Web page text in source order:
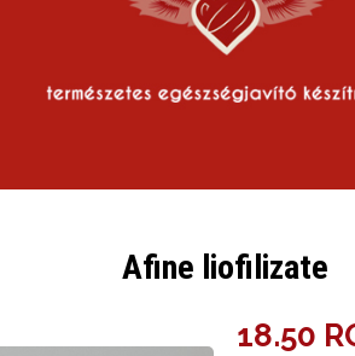
Afine liofilizate
18.50